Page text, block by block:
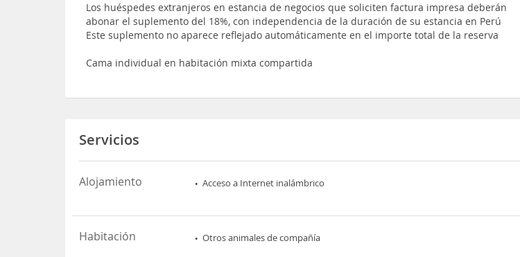
Los huéspedes extranjeros en estancia de negocios que soliciten factura impresa deberán
abonar el suplemento del 18%, con independencia de la duración de su estancia en Perú
Este suplemento no aparece reflejado automáticamente en el importe total de la reserva
Cama individual en habitación mixta compartida
Servicios
Alojamiento Acceso a Internet inalámbrico
Habitación Otros animales de compañía